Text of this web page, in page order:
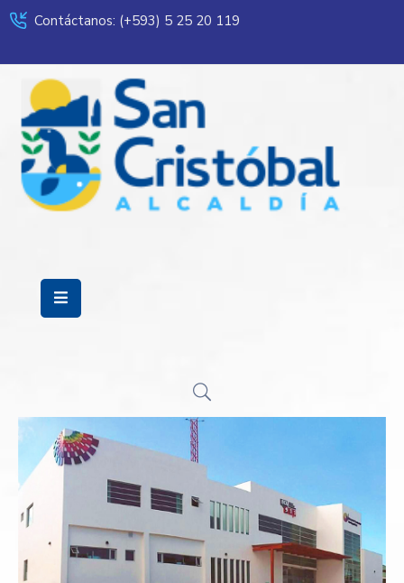
Contáctanos: (+593) 5 25 20 119
Servicios
Municipalidad
Mi
Ciudad
Transparencia